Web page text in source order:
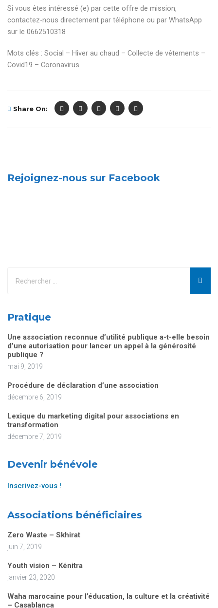
Si vous êtes intéressé (e) par cette offre de mission,
contactez-nous directement par téléphone ou par WhatsApp
sur le 0662510318
Mots clés : Social – Hiver au chaud – Collecte de vêtements –
Covid19 – Coronavirus
Share On:
Rejoignez-nous sur Facebook
Pratique
Une association reconnue d’utilité publique a-t-elle besoin
d’une autorisation pour lancer un appel à la générosité
publique ?
mai 9, 2019
Procédure de déclaration d’une association
décembre 6, 2019
Lexique du marketing digital pour associations en
transformation
décembre 7, 2019
Devenir bénévole
Inscrivez-vous !
Associations bénéficiaires
Zero Waste – Skhirat
juin 7, 2019
Youth vision – Kénitra
janvier 23, 2020
Waha marocaine pour l’éducation, la culture et la créativité
– Casablanca